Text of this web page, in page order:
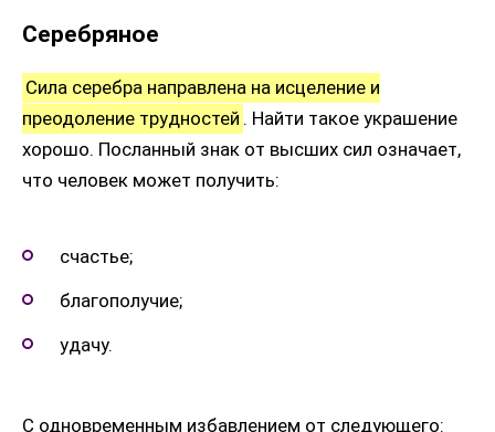
Серебряное
Сила серебра направлена на исцеление и
преодоление трудностей . Найти такое украшение
хорошо. Посланный знак от высших сил означает,
что человек может получить:
счастье;
благополучие;
удачу.
С одновременным избавлением от следующего: